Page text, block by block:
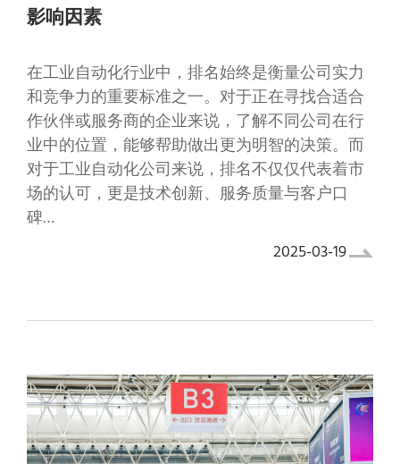
影响因素
在工业自动化行业中，排名始终是衡量公司实力
和竞争力的重要标准之一。对于正在寻找合适合
作伙伴或服务商的企业来说，了解不同公司在行
业中的位置，能够帮助做出更为明智的决策。而
对于工业自动化公司来说，排名不仅仅代表着市
场的认可，更是技术创新、服务质量与客户口
碑…
2025-03-19